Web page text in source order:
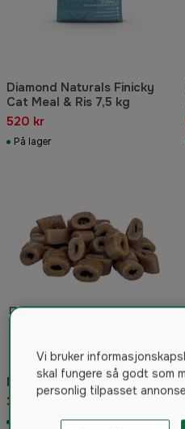
Diamond Naturals Finicky
Cat Meal & Ris 7,5 kg
520 kr
På lager
Nettbrettskjul til katt, 50 g
35 kr
Vi bruker
skal fungere så godt som
personlig tilpasset